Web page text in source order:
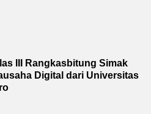
III Rangkasbitung Simak
Digital dari Universitas